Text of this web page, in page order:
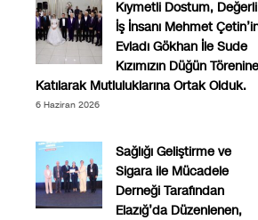
Kıymetli Dostum, Değerli
İş İnsanı Mehmet
Evladı Gökhan İle Sude
Kızımızın Düğün Törenine
Katılarak Mutluluklarına Ortak Olduk.
6 Haziran 2026
Sağlığı Geliştirme ve
Sigara ile Mücadele
Derneği Tarafından
Elazığ’da Düzenlenen,